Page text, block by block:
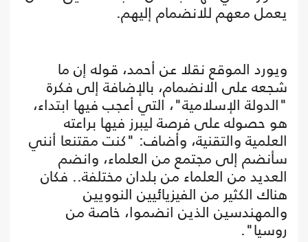
يعمل معهم للانضمام إليهم.
ويورد الموقع نقلا عن أحمد، قوله إن ما
شجعه على الانضمام، بالإضافة إلى فكرة
"الدولة الإسلامية"، التي أعجب فيها ابتداء،
هو حصوله على فرصة ليبرز فيها براعته
العلمية والتقنية، وأضاف: "كنت مقتنعا أنني
سأنضم إلى مجتمع من العلماء، وانضم
العديد من العلماء من بلدان مختلفة.. فكان
هناك الكثير من الفيزيائيين النوويين
والمهندسين الذين انضموا، خاصة من
روسيا".